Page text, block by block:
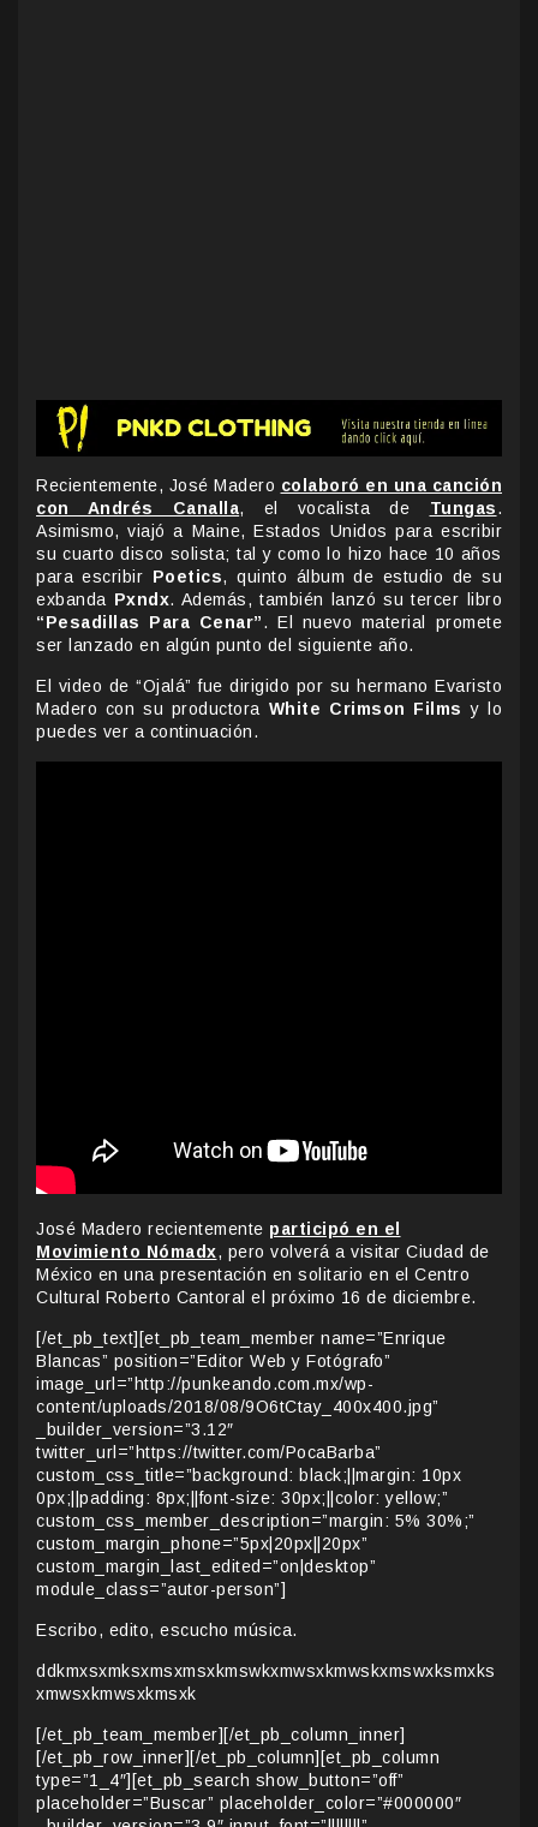
Recientemente, José Madero colaboró en una canción
con Andrés Canalla, el vocalista de Tungas.
Asimismo, viajó a Maine, Estados Unidos para escribir
su cuarto disco solista; tal y como lo hizo hace 10 años
para escribir Poetics, quinto álbum de estudio de su
exbanda Pxndx. Además, también lanzó su tercer libro
“Pesadillas Para Cenar”. El nuevo material promete
ser lanzado en algún punto del siguiente año.
El video de “Ojalá” fue dirigido por su hermano Evaristo
Madero con su productora White Crimson Films y lo
puedes ver a continuación.
José Madero recientemente participó en el
Movimiento Nómadx, pero volverá a visitar Ciudad de
México en una presentación en solitario en el Centro
Cultural Roberto Cantoral el próximo 16 de diciembre.
[/et_pb_text][et_pb_team_member name=”Enrique
Blancas” position=”Editor Web y Fotógrafo”
image_url=”http://punkeando.com.mx/wp-
content/uploads/2018/08/9O6tCtay_400x400.jpg”
_builder_version=”3.12″
twitter_url=”https://twitter.com/PocaBarba”
custom_css_title=”background: black;||margin: 10px
0px;||padding: 8px;||font-size: 30px;||color: yellow;”
custom_css_member_description=”margin: 5% 30%;”
custom_margin_phone=”5px|20px||20px”
custom_margin_last_edited=”on|desktop”
module_class=”autor-person”]
Escribo, edito, escucho música.
ddkmxsxmksxmsxmsxkmswkxmwsxkmwskxmswxksmxks
xmwsxkmwsxkmsxk
[/et_pb_team_member][/et_pb_column_inner]
[/et_pb_row_inner][/et_pb_column][et_pb_column
type=”1_4″][et_pb_search show_button=”off”
placeholder=”Buscar” placeholder_color=”#000000″